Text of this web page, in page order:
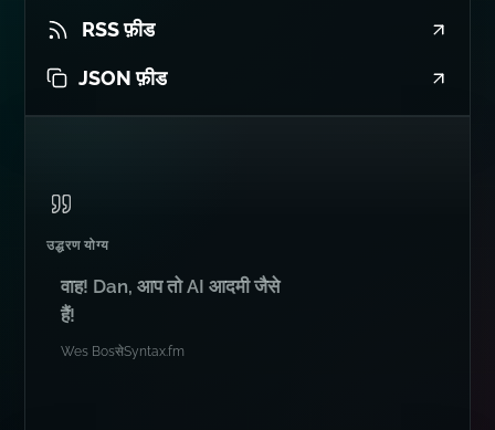
RSS फ़ीड
JSON फ़ीड
उद्धरण योग्य
वाह! Dan, आप तो AI आदमी जैसे
हैं!
Wes BosसेSyntax.fm